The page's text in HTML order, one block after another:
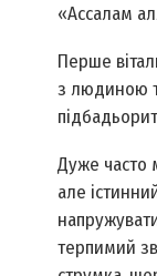
«Ассалам
Перше
з людиною
Дуже часто
але
терпимий